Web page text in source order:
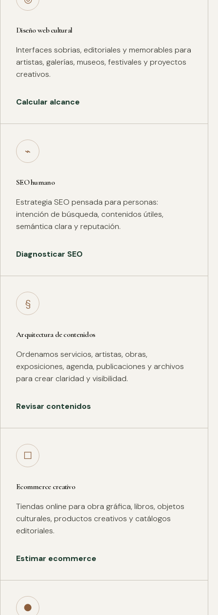
Diseño web cultural
Interfaces sobrias, editoriales y memorables para
artistas, galerías, museos, festivales y proyectos
creativos.
Calcular alcance
⌁
SEO humano
Estrategia SEO pensada para personas:
intención de búsqueda, contenidos útiles,
semántica clara y reputación.
Diagnosticar SEO
§
Arquitectura de contenidos
Ordenamos servicios, artistas, obras,
exposiciones, agenda, publicaciones y archivos
para crear claridad y visibilidad.
Revisar contenidos
□
Ecommerce creativo
Tiendas online para obra gráfica, libros, objetos
culturales, productos creativos y catálogos
editoriales.
Estimar ecommerce
●